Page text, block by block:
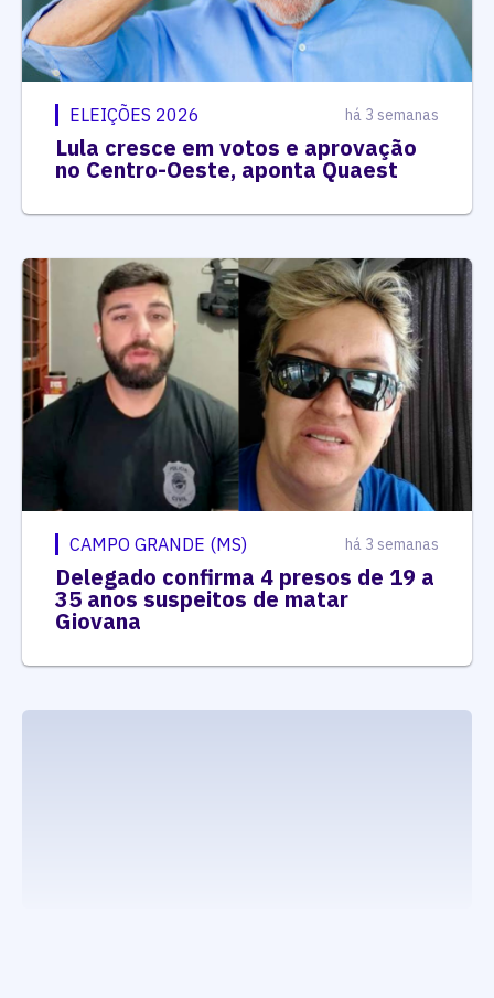
ELEIÇÕES 2026 há 3 semanas
Lula cresce em votos e aprovação
no Centro-Oeste, aponta Quaest
CAMPO GRANDE (MS) há 3 semanas
Delegado confirma 4 presos de 19 a
35 anos suspeitos de matar
Giovana